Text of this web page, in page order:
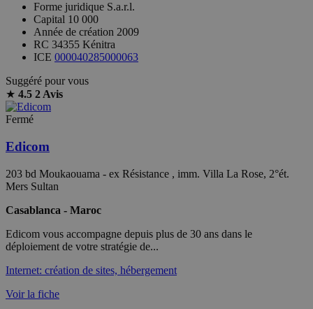
Forme juridique S.a.r.l.
Capital 10 000
Année de création 2009
RC 34355 Kénitra
ICE 000040285000063
Suggéré pour vous
★ 4.5 2 Avis
Fermé
Edicom
203 bd Moukaouama - ex Résistance , imm. Villa La Rose, 2°ét.
Mers Sultan
Casablanca - Maroc
Edicom vous accompagne depuis plus de 30 ans dans le
déploiement de votre stratégie de...
Internet: création de sites, hébergement
Voir la fiche